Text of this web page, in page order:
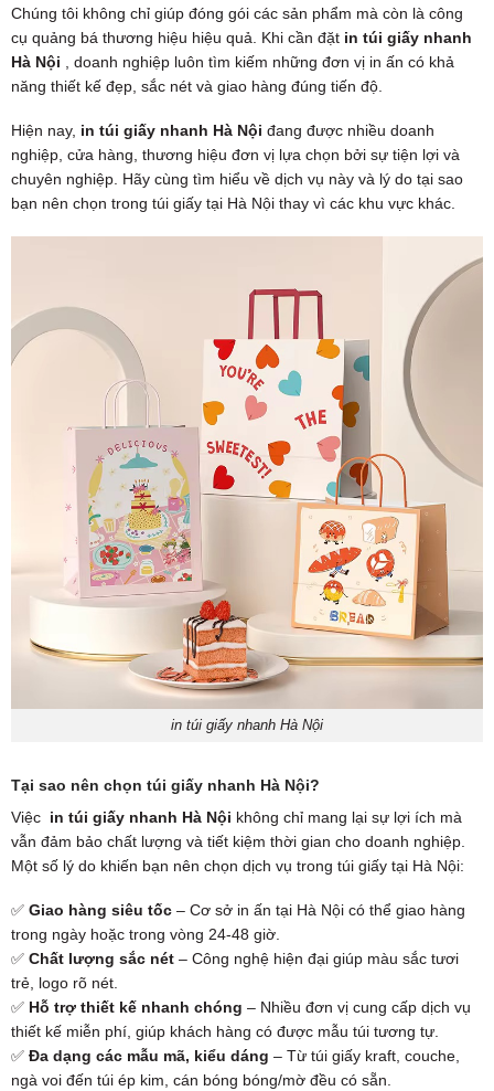
Chúng tôi không chỉ giúp đóng gói các sản phẩm mà còn là công
cụ quảng bá thương hiệu hiệu quả. Khi cần đặt in túi giấy nhanh
Hà Nội , doanh nghiệp luôn tìm kiếm những đơn vị in ấn có khả
năng thiết kế đẹp, sắc nét và giao hàng đúng tiến độ.
Hiện nay, in túi giấy nhanh Hà Nội đang được nhiều doanh
nghiệp, cửa hàng, thương hiệu đơn vị lựa chọn bởi sự tiện lợi và
chuyên nghiệp. Hãy cùng tìm hiểu về dịch vụ này và lý do tại sao
bạn nên chọn trong túi giấy tại Hà Nội thay vì các khu vực khác.
in túi giấy nhanh Hà Nội
Tại sao nên chọn túi giấy nhanh Hà Nội?
Việc in túi giấy nhanh Hà Nội không chỉ mang lại sự lợi ích mà
vẫn đảm bảo chất lượng và tiết kiệm thời gian cho doanh nghiệp.
Một số lý do khiến bạn nên chọn dịch vụ trong túi giấy tại Hà Nội:
✅ Giao hàng siêu tốc– Cơ sở in ấn tại Hà Nội có thể giao hàng
trong ngày hoặc trong vòng 24-48 giờ.
✅ Chất lượng sắc nét– Công nghệ hiện đại giúp màu sắc tươi
trẻ, logo rõ nét.
✅ Hỗ trợ thiết kế nhanh chóng – Nhiều đơn vị cung cấp dịch vụ
thiết kế miễn phí, giúp khách hàng có được mẫu túi tương tự.
✅ Đa dạng các mẫu mã, kiểu dáng – Từ túi giấy kraft, couche,
ngà voi đến túi ép kim, cán bóng bóng/mờ đều có sẵn.